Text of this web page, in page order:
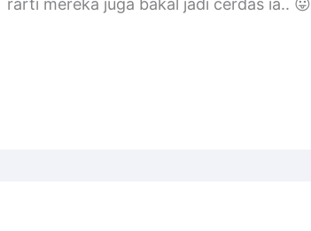
rarti mereka juga bakal jadi cerdas ia.. 😛